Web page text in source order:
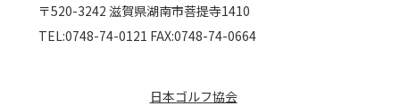
〒520-3242 滋賀県湖南市菩提寺1410
TEL:0748-74-0121 FAX:0748-74-0664
日本ゴルフ協会